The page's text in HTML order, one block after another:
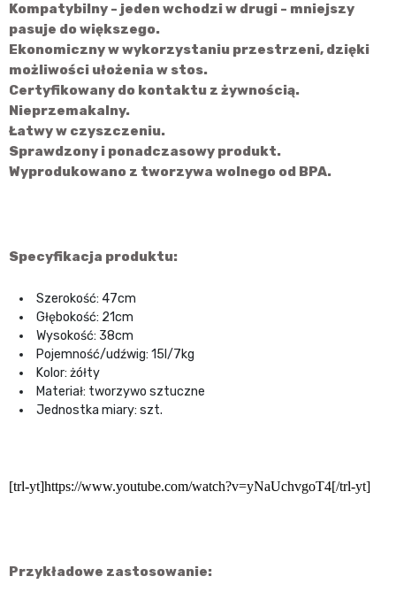
Kompatybilny - jeden wchodzi w drugi - mniejszy
pasuje do większego.
Ekonomiczny w wykorzystaniu przestrzeni, dzięki
możliwości ułożenia w stos.
Certyfikowany do kontaktu z żywnością.
Nieprzemakalny.
Łatwy w czyszczeniu.
Sprawdzony i ponadczasowy produkt.
Wyprodukowano z tworzywa wolnego od BPA.
Specyfikacja produktu:
Szerokość: 47cm
Głębokość: 21cm
Wysokość: 38cm
Pojemność/udźwig: 15l/7kg
Kolor: żółty
Materiał: tworzywo sztuczne
Jednostka miary: szt.
[trl-yt]https://www.youtube.com/watch?v=yNaUchvgoT4[/trl-yt]
Przykładowe zastosowanie: